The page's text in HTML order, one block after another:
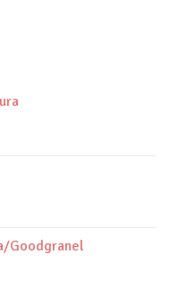
Goodgranel